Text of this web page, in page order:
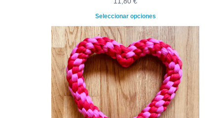
Seleccionar opciones